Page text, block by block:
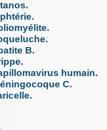
B.
humain.
C.